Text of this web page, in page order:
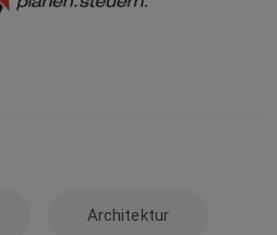
Architektur